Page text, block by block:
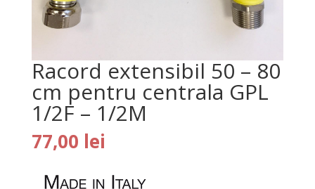
Racord extensibil 50 – 80
cm pentru centrala GPL
1/2F – 1/2M
77,00 lei